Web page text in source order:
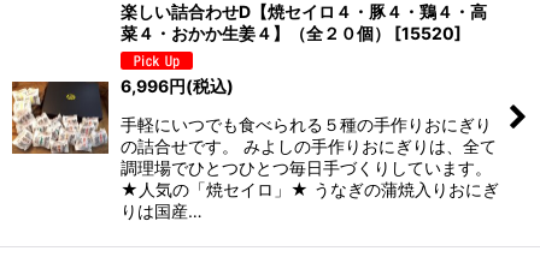
楽しい詰合わせD【焼セイロ４・豚４・鶏４・高
菜４・おかか生姜４】（全２０個）
[15520]
6,996円(税込)
手軽にいつでも食べられる５種の手作りおにぎり
の詰合せです。 みよしの手作りおにぎりは、全て
調理場でひとつひとつ毎日手づくりしています。
★人気の「焼セイロ」★ うなぎの蒲焼入りおにぎ
りは国産…